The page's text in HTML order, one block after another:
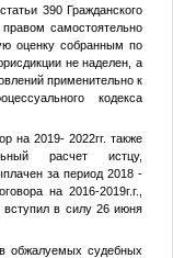
390 Гражданского
самостоятельно
оценку собранным по
не наделен, а
применительно к
кодекса
на 2019- 2022гг. также
расчет истцу,
за период 2018 -
на 2016-2019г.г.,
вступил в силу 26 июня
обжалуемых судебных